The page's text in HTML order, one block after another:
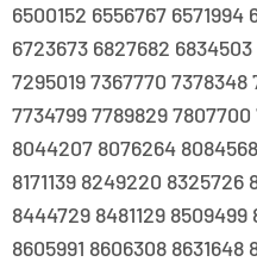
6500152 6556767 6571994
6723673 6827682
7295019 7367770
7734799 7789829
8044207 8076264
8171139 8249220 8325726
8444729 8481129
8605991 8606308